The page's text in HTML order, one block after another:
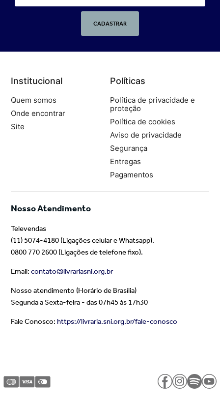
CADASTRAR
Institucional
Quem somos
Onde encontrar
Site
Políticas
Política de privacidade e
proteção
Política de cookies
Aviso de privacidade
Segurança
Entregas
Pagamentos
Nosso Atendimento
Televendas
(11) 5074-4180 (Ligações celular e Whatsapp).
0800 770 2600 (Ligações de telefone fixo).
Email:contato@livrariasni.org.br
Nosso atendimento (Horário de Brasília)
Segunda a Sexta-feira - das 07h45 às 17h30
Fale Conosco: https://livraria.sni.org.br/fale-conosco